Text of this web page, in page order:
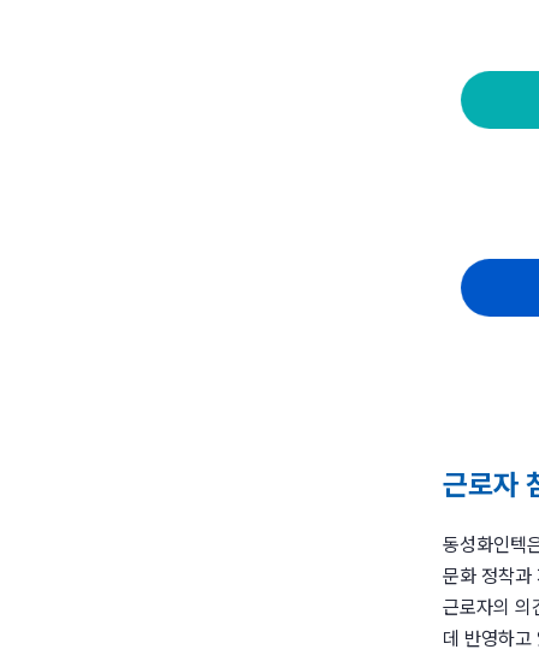
근로자
동성화인텍
문화 정착과
근로자의 의
데 반영하고